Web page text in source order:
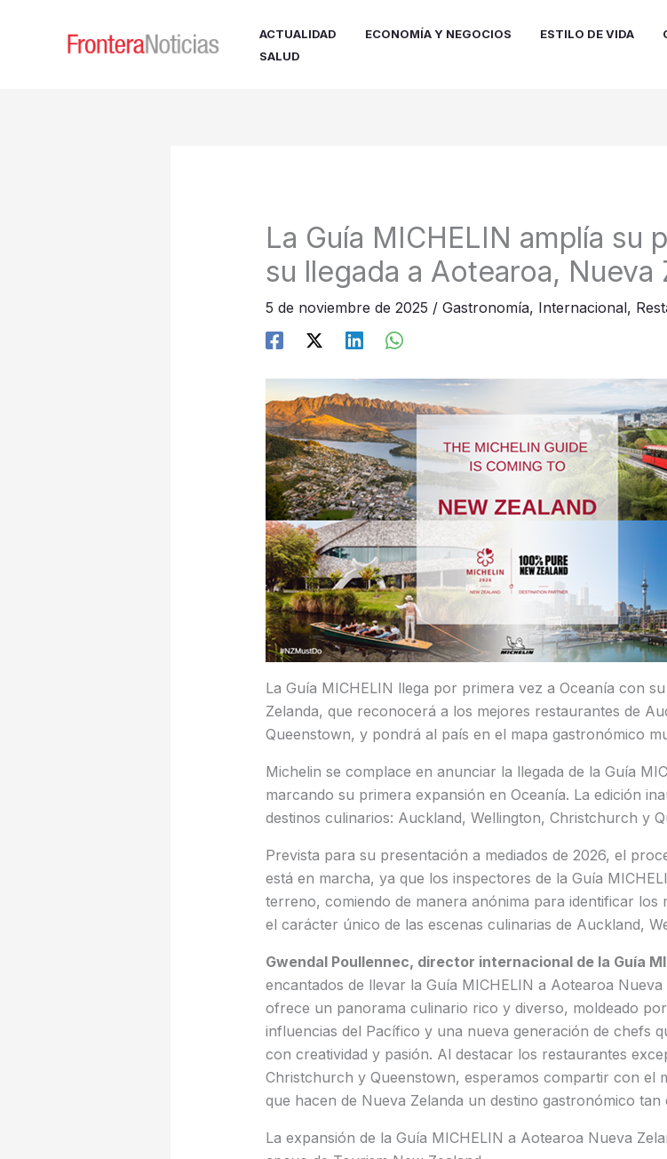
ACTUALIDAD ECONOMÍA Y NEGOCIOS ESTILO DE VIDA
SALUD
La Guía MICHELIN amplía su
su llegada a Aotearoa, Nueva
5 de noviembre de 2025 / Gastronomía, Internacional,
La Guía MICHELIN llega por primera vez a Oceanía con
Zelanda, que reconocerá a los mejores restaurantes de
Queenstown, y pondrá al país en el mapa gastronómico
Michelin se complace en anunciar la llegada de la Guía
marcando su primera expansión en Oceanía. La edición
destinos culinarios: Auckland, Wellington, Christchurch y
Prevista para su presentación a mediados de 2026, el
está en marcha, ya que los inspectores de la Guía
terreno, comiendo de manera anónima para identificar los
el carácter único de las escenas culinarias de Auckland,
Gwendal Poullennec, director internacional de la Guía
encantados de llevar la Guía MICHELIN a Aotearoa
ofrece un panorama culinario rico y diverso, moldeado
influencias del Pacífico y una nueva generación de chefs
con creatividad y pasión. Al destacar los restaurantes
Christchurch y Queenstown, esperamos compartir con el
que hacen de Nueva Zelanda un destino gastronómico tan
La expansión de la Guía MICHELIN a Aotearoa Nueva